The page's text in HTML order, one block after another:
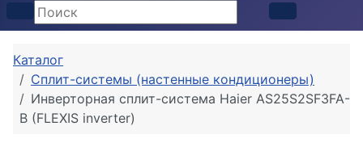
Каталог
Сплит-системы (настенные кондиционеры)
Инверторная сплит-система Haier AS25S2SF3FA-
B (FLEXIS inverter)